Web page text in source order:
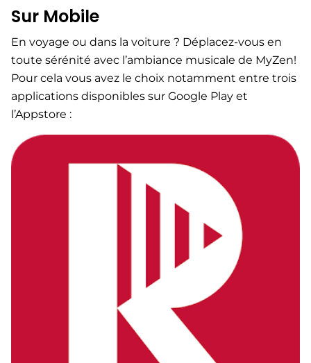
Sur Mobile
En voyage ou dans la voiture ? Déplacez-vous en
toute sérénité avec l’ambiance musicale de MyZen!
Pour cela vous avez le choix notamment entre trois
applications disponibles sur Google Play et
l’Appstore :